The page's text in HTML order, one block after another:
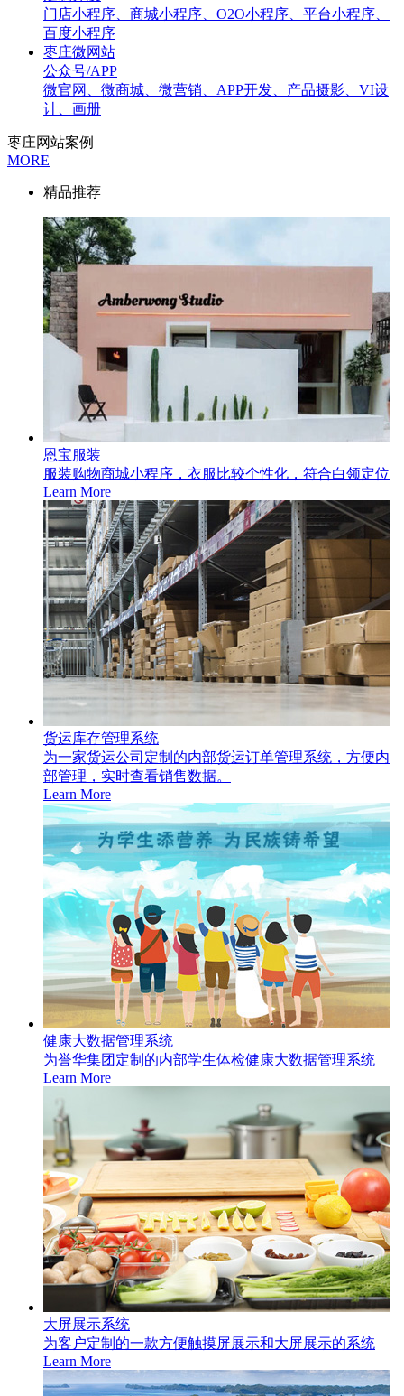
门店小程序、商城小程序、O2O小程序、平台小程序、
百度小程序
枣庄微网站
公众号/APP
微官网、微商城、微营销、APP开发、产品摄影、VI设
计、画册
枣庄网站案例
MORE
精品推荐
恩宝服装
服装购物商城小程序，衣服比较个性化，符合白领定位
Learn More
货运库存管理系统
为一家货运公司定制的内部货运订单管理系统，方便内
部管理，实时查看销售数据。
Learn More
健康大数据管理系统
为誉华集团定制的内部学生体检健康大数据管理系统
Learn More
大屏展示系统
为客户定制的一款方便触摸屏展示和大屏展示的系统
Learn More